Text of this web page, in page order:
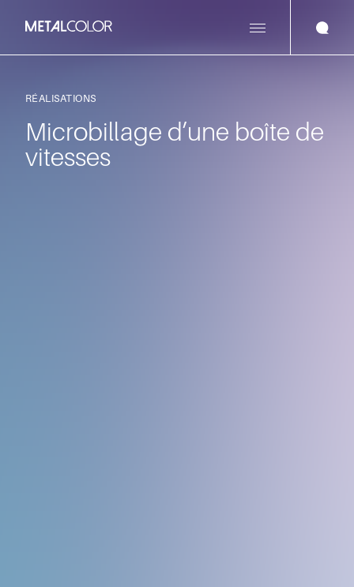
RÉALISATIONS
Microbillage d’une boîte de
vitesses